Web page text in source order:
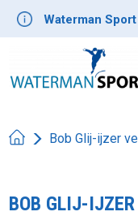
Waterman
Bob Glij-ijzer
BOB GLIJ-